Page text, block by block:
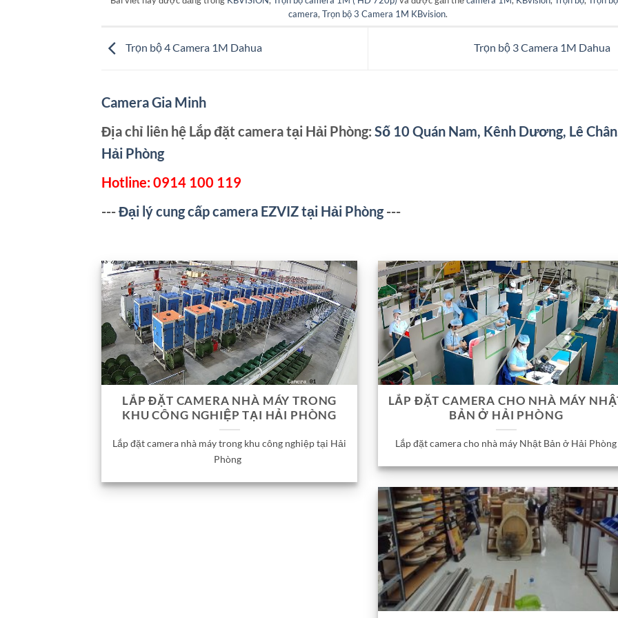
camera, Trọn bộ 3 Camera 1M KBvision.
Trọn bộ 4 Camera 1M Dahua Trọn bộ 3 Camera 1M Dahua
Camera Gia Minh
Địa chỉ liên hệ Lắp đặt camera tại Hải Phòng: Số 10 Quán Nam, Kênh Dương, Lê
Hải Phòng
Hotline:0914 100 119
---Đại lý cung cấp camera EZVIZ tại Hải Phòng ---
LẮP ĐẶT CAMERA NHÀ MÁY TRONG
KHU CÔNG NGHIỆP TẠI HẢI PHÒNG
Lắp đặt camera nhà máy trong khu công nghiệp tại Hải
Phòng
LẮP ĐẶT CAMERA CHO NHÀ MÁY
BẢN Ở HẢI PHÒNG
Lắp đặt camera cho nhà máy Nhật Bản ở Hải Phòng